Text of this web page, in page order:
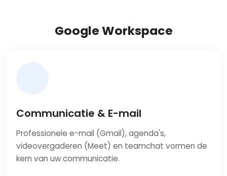
Google Workspace
Communicatie & E-mail
Professionele e-mail (Gmail), agenda's,
videovergaderen (Meet) en teamchat vormen de
kern van uw communicatie.